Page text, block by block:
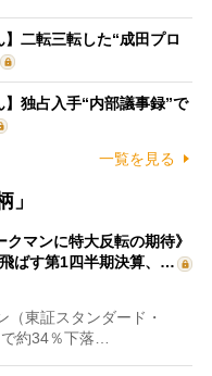
】二転三転した“成田プロ
】独占入手“内部議事録”で
一覧を見る
」
クマンに特大反転の期待》
ばす第1四半期決算、…
東証スタンダード・
約34％下落…